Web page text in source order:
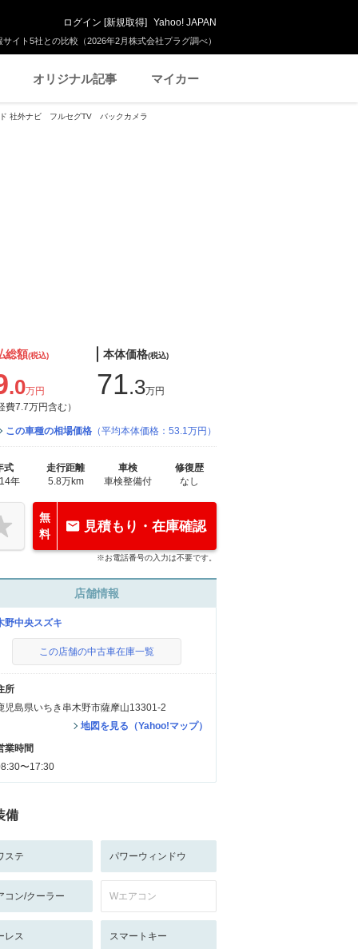
イト5社との比較（2026年2月株式会社プラグ調べ）
ログイン [新規取得] Yahoo! JAPAN
オリジナル記事 マイカー
社外ナビ フルセグTV バックカメラ
総額(税込)
.0万円
費7.7万円含む）
本体価格(税込)
71.3万円
この車種の相場価格 （平均本体価格：53.1万円）
式
年
走行距離
5.8万km
車検
車検整備付
修復歴
なし
無
料
見積もり・在庫確認
※お電話番号の入力は不要です。
店舗情報
野中央スズキ
この店舗の中古車在庫一覧
所
児島県いちき串木野市薩摩山13301-2
地図を見る（Yahoo!マップ）
業時間
〜17:30
備
ステ パワーウィンドウ
コン/クーラー Wエアコン
レス スマートキー